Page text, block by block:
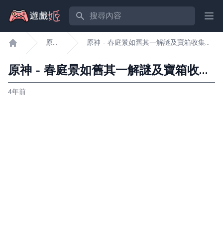
搜尋內容
遊戲姬首頁
原
神
原神 - 春庭景如舊其一解謎及寶箱收集攻
略
原神 - 春庭景如舊其一解謎及寶箱收集攻略
4年前